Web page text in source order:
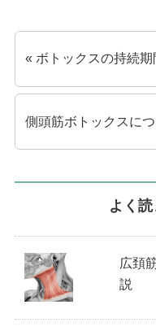
« ボトックスの持続
側頭筋ボトックスに
よく
広頚
説